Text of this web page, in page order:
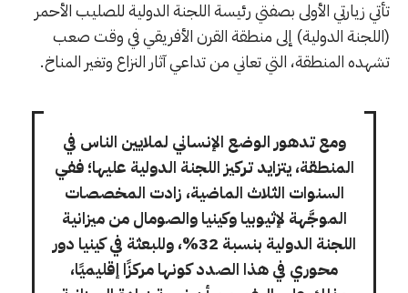
تأتي زيارتي الأولى بصفتي رئيسة اللجنة الدولية للصليب الأحمر
(اللجنة الدولية) إلى منطقة القرن الأفريقي في وقت صعب
تشهده المنطقة، التي تعاني من تداعي آثار النزاع وتغير المناخ.
ومع تدهور الوضع الإنساني لملايين الناس في
المنطقة، يتزايد تركيز اللجنة الدولية عليها؛ ففي
السنوات الثلاث الماضية، زادت المخصصات
الموجَّهة لإثيوبيا وكينيا والصومال من ميزانية
اللجنة الدولية بنسبة 32%، وللبعثة في كينيا دور
محوري في هذا الصدد كونها مركزًا إقليميًا،